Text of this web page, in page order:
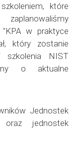
które
w praktyce
który zostanie
szkolenia NIST
o aktualne
Jednostek
oraz jednostek